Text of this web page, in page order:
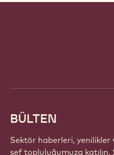
BÜLTEN
Sektör haberleri,
şef topluluğumuza